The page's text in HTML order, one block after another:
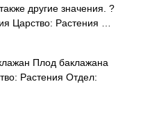
другие значения. ?
Царство: Растения …
Плод баклажана
Растения Отдел: